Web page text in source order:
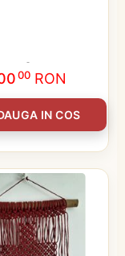
00 RON
IN COS